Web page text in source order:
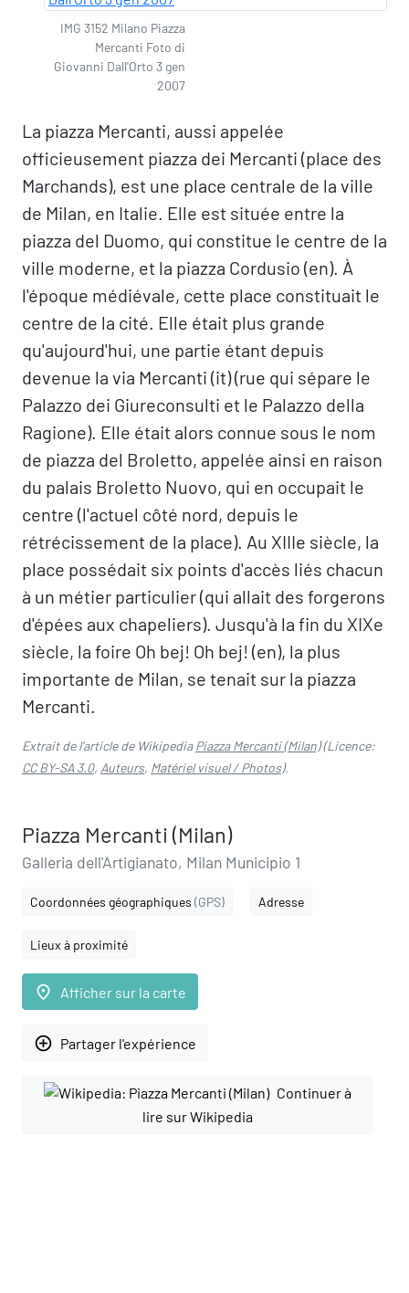
IMG 3152 Milano Piazza
Mercanti Foto di
Giovanni Dall'Orto 3 gen
2007
La piazza Mercanti, aussi appelée
officieusement piazza dei Mercanti (place des
Marchands), est une place centrale de la ville
de Milan, en Italie. Elle est située entre la
piazza del Duomo, qui constitue le centre de la
ville moderne, et la piazza Cordusio (en). À
l'époque médiévale, cette place constituait le
centre de la cité. Elle était plus grande
qu'aujourd'hui, une partie étant depuis
devenue la via Mercanti (it) (rue qui sépare le
Palazzo dei Giureconsulti et le Palazzo della
Ragione). Elle était alors connue sous le nom
de piazza del Broletto, appelée ainsi en raison
du palais Broletto Nuovo, qui en occupait le
centre (l'actuel côté nord, depuis le
rétrécissement de la place). Au XIIIe siècle, la
place possédait six points d'accès liés chacun
à un métier particulier (qui allait des forgerons
d'épées aux chapeliers). Jusqu'à la fin du XIXe
siècle, la foire Oh bej! Oh bej! (en), la plus
importante de Milan, se tenait sur la piazza
Mercanti.
Extrait de l'article de WikipediaPiazza Mercanti (Milan)(Licence:
CC BY-SA 3.0, Auteurs, Matériel visuel / Photos).
Piazza Mercanti (Milan)
Galleria dell'Artigianato, Milan Municipio 1
Coordonnées géographiques (GPS) Adresse
Lieux à proximité
place Afficher sur la carte
add_circle_outline Partager l'expérience
Continuer à
lire sur Wikipedia